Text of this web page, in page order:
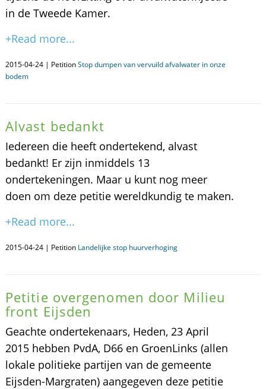
in de Tweede Kamer.
+Read more...
2015-04-24 | PetitionStop dumpen van vervuild afvalwater in onze
bodem
Alvast bedankt
Iedereen die heeft ondertekend, alvast
bedankt! Er zijn inmiddels 13
ondertekeningen. Maar u kunt nog meer
doen om deze petitie wereldkundig te maken.
+Read more...
2015-04-24 | Petition Landelijke stop huurverhoging
Petitie overgenomen door Milieu
front Eijsden
Geachte ondertekenaars, Heden, 23 April
2015 hebben PvdA, D66 en GroenLinks (allen
lokale politieke partijen van de gemeente
Eijsden-Margraten) aangegeven deze petitie